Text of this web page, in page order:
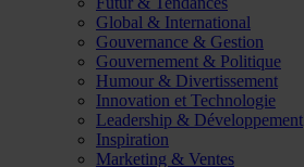
Global & International
Gouvernance & Gestion
Gouvernement & Politique
Humour & Divertissement
Innovation et Technologie
Leadership & Développement
Inspiration
Marketing & Ventes